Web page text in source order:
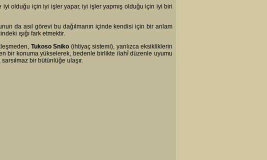
iyi olduğu için iyi işler yapar, iyi işler yapmış olduğu için iyi biri
da asıl görevi bu dağılmanın içinde kendisi için bir anlam
ışığı fark etmektir.
Tukoso Sniko (ihtiyaç sistemi), yanlızca eksikliklerin
bir konuma yükselerek, bedenle birlikte ilahî düzenle uyumu
bir bütünlüğe ulaşır.